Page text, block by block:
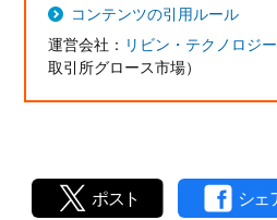
コンテンツの引用ルール
運営会社： リビン・テクノロジ
取引所グロース市場）